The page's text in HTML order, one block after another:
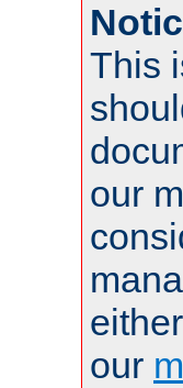
This
our
our